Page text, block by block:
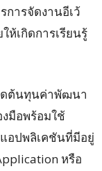
การจัดงานอีเว้
ห้เกิดการเรียนรู้
ดต้นทุนค่าพัฒนา
งมือพร้อมใช้
อปพลิเคชันที่มีอยู่
หรือ